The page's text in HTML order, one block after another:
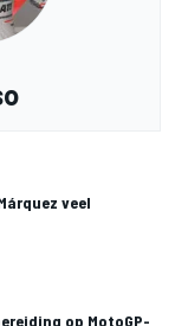
veel
op MotoGP-